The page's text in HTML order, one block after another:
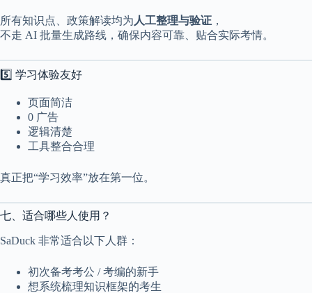
所有知识点、政策解读均为 人工整理与验证 ，
不走 AI 批量生成路线，确保内容可靠、贴合实际考情。
5️⃣ 学习体验友好
页面简洁
0 广告
逻辑清楚
工具整合合理
真正把“学习效率”放在第一位。
七、适合哪些人使用？
SaDuck 非常适合以下人群：
初次备考考公 / 考编的新手
想系统梳理知识框架的考生